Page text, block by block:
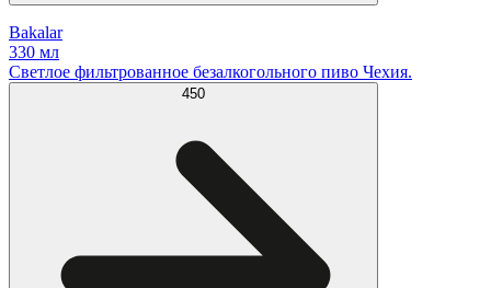
Bakalar
330 мл
Светлое фильтрованное безалкогольного пиво Чехия.
450